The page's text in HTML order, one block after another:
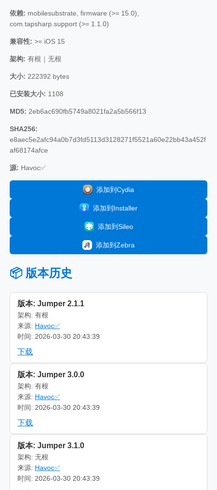
依赖: mobilesubstrate, firmware (>= 15.0),
com.tapsharp.support (>= 1.1.0)
兼容性: >= iOS 15
架构: 有根｜无根
大小: 222392 bytes
已安装大小: 1108
MD5: 2eb6ac690fb5749a8021fa2a5b566f13
SHA256:
e8aec5e2afc94a0b7d3fd5113d3128271f5521a60e22bb43a452f
af68174afce
源: Havoc✅
添加到Cydia
添加到Installer
添加到Sileo
添加到Zebra
📦 版本历史
版本: Jumper 2.1.1
架构: 有根
来源: Havoc✅
时间: 2026-03-30 20:43:39
下载
版本: Jumper 3.0.0
架构: 有根
来源: Havoc✅
时间: 2026-03-30 20:43:39
下载
版本: Jumper 3.1.0
架构: 无根
来源: Havoc✅
时间: 2026-03-30 20:43:39